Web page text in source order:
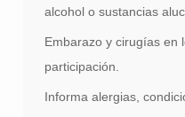
alcohol o sustancias
Embarazo y cirugías en
participación.
Informa alergias,